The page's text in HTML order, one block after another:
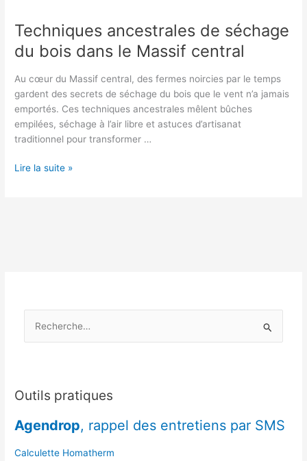
Techniques ancestrales de séchage
du bois dans le Massif central
Au cœur du Massif central, des fermes noircies par le temps
gardent des secrets de séchage du bois que le vent n’a jamais
emportés. Ces techniques ancestrales mêlent bûches
empilées, séchage à l’air libre et astuces d’artisanat
traditionnel pour transformer …
Techniques
Lire la suite »
e
c
h
Outils pratiques
Agendrop, rappel des entretiens par SMS
Calculette Homatherm